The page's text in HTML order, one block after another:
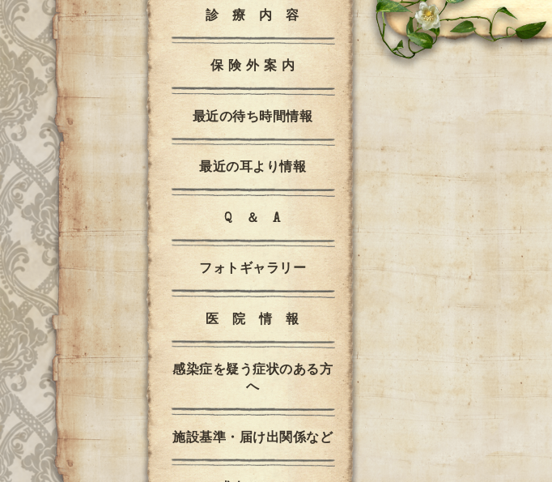
診 療 内 容
保 険 外 案 内
最近の待ち時間情報
最近の耳より情報
Q ＆ A
フォトギャラリー
医 院 情 報
感染症を疑う症状のある方
へ
施設基準・届け出関係など